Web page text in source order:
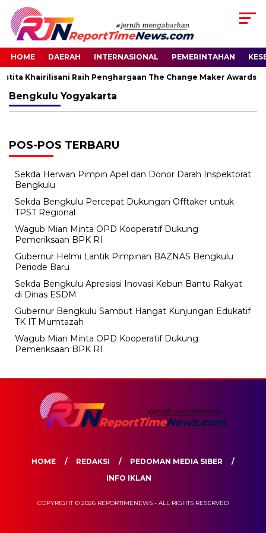
HOME DAERAH INTERNASIONAL PEMERINTAHAN
Khairilisani Raih Penghargaan The Change Maker Awards
Bengkulu Yogyakarta
POS-POS TERBARU
Sekda Herwan Pimpin Apel dan Donor Darah Inspektorat
Bengkulu
Sekda Bengkulu Percepat Dukungan Offtaker untuk
TPST Regional
Wagub Mian Minta OPD Kooperatif Dukung
Pemeriksaan BPK RI
Gubernur Helmi Lantik Pimpinan BAZNAS Bengkulu
Periode Baru
Sekda Bengkulu Apresiasi Inovasi Kebun Bantu Rakyat
di Dinas ESDM
Gubernur Bengkulu Sambut Hangat Kunjungan Edukatif
TK IT Mumtazah
Wagub Mian Minta OPD Kooperatif Dukung
Pemeriksaan BPK RI
HOME REDAKSI
PEDOMAN MEDIA SIBER
INFO IKLAN
COPYRIGHT © 2026 REPORTIMENEWS - ALL RIGHTS RESERVED